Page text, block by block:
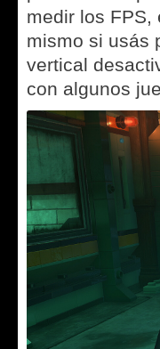
medir los FPS,
mismo si usás
vertical
con algunos